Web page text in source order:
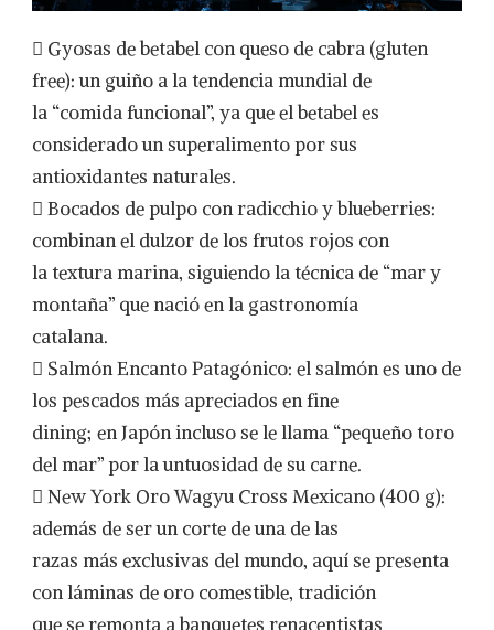
 Gyosas de betabel con queso de cabra (gluten
free): un guiño a la tendencia mundial de
la “comida funcional”, ya que el betabel es
considerado un superalimento por sus
antioxidantes naturales.
 Bocados de pulpo con radicchio y blueberries:
combinan el dulzor de los frutos rojos con
la textura marina, siguiendo la técnica de “mar y
montaña” que nació en la gastronomía
catalana.
 Salmón Encanto Patagónico: el salmón es uno de
los pescados más apreciados en fine
dining; en Japón incluso se le llama “pequeño toro
del mar” por la untuosidad de su carne.
 New York Oro Wagyu Cross Mexicano (400 g):
además de ser un corte de una de las
razas más exclusivas del mundo, aquí se presenta
con láminas de oro comestible, tradición
que se remonta a banquetes renacentistas